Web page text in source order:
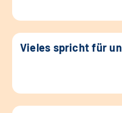
Vieles spricht für